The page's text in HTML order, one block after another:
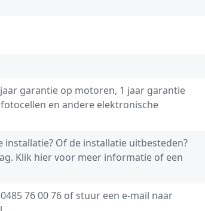
garantie op motoren, 1 jaar garantie
en andere elektronische
installatie? Of de installatie uitbesteden?
Klik hier voor meer informatie of een
0485 76 00 76 of stuur een e-mail naar